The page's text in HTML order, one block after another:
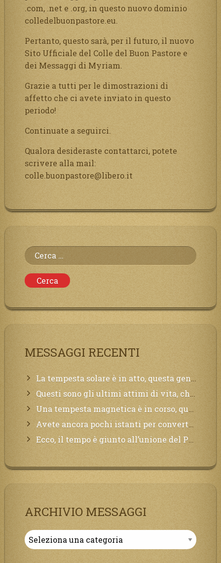
.com, .net e .org, in questo nuovo dominio
colledelbuonpastore.eu.
Pertanto, questo sarà, per il futuro, il nuovo
Sito Ufficiale del Colle del Buon Pastore e
dei Messaggi di Myriam.
Grazie a tutti per le dimostrazioni di
affetto che ci avete inviato in questo
periodo!
Continuate a seguirci.
Qualora desideraste contattarci, potete
scrivere alla mail:
colle.buonpastore@libero.it
Ricerca
per:
MESSAGGI RECENTI
La tempesta solare è in atto, questa generazione soffrirà molto, la Terra arderà, l’acqua sarà contaminata, il cibo non sarà più nelle vostre mense.
Questi sono gli ultimi attimi di vita, chi si vuole salvare Mi chiami in suo aiuto.
Una tempesta magnetica è in corso, questa generazione patirà. Il black out non tarderà ad arrivare e tutta la Terra sarà oscurata.
Avete ancora pochi istanti per convertirvi, non perdete tempo, la sciagura arriverà all’improvviso e per chi non si sarà preparato saranno dolori.
Ecco, il tempo è giunto all’unione del Padre con il figlio, non avete che da attendere pochissimo.
ARCHIVIO MESSAGGI
Archivio
Messaggi